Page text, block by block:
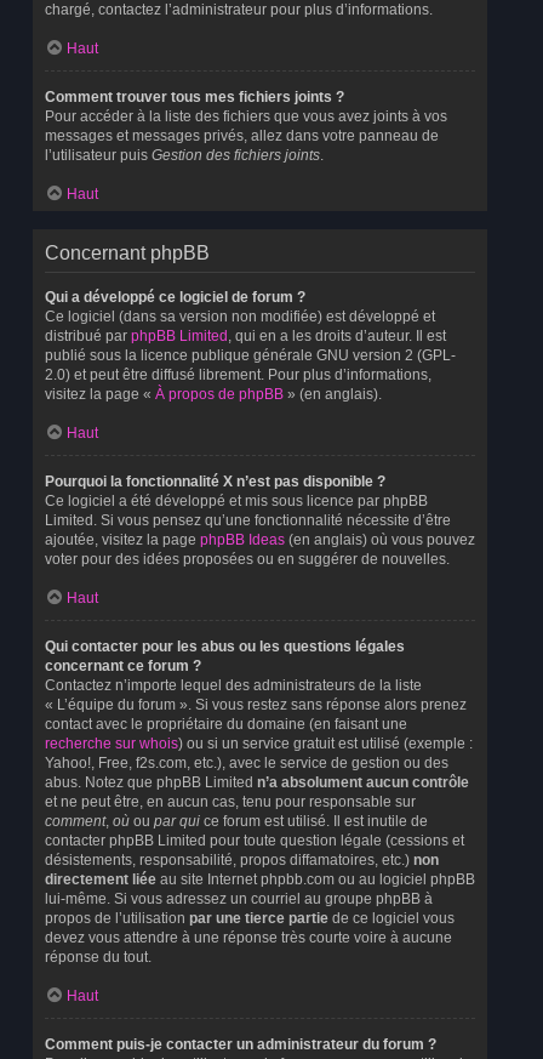
chargé, contactez l’administrateur pour plus d’informations.
Haut
Comment trouver tous mes fichiers joints ?
Pour accéder à la liste des fichiers que vous avez joints à vos
messages et messages privés, allez dans votre panneau de
l’utilisateur puis Gestion des fichiers joints.
Haut
Concernant phpBB
Qui a développé ce logiciel de forum ?
Ce logiciel (dans sa version non modifiée) est développé et
distribué par phpBB Limited , qui en a les droits d’auteur. Il est
publié sous la licence publique générale GNU version 2 (GPL-
2.0) et peut être diffusé librement. Pour plus d’informations,
visitez la page « À propos de phpBB » (en anglais).
Haut
Pourquoi la fonctionnalité X n’est pas disponible ?
Ce logiciel a été développé et mis sous licence par phpBB
Limited. Si vous pensez qu’une fonctionnalité nécessite d’être
ajoutée, visitez la page phpBB Ideas (en anglais) où vous pouvez
voter pour des idées proposées ou en suggérer de nouvelles.
Haut
Qui contacter pour les abus ou les questions légales
concernant ce forum ?
Contactez n’importe lequel des administrateurs de la liste
« L’équipe du forum ». Si vous restez sans réponse alors prenez
contact avec le propriétaire du domaine (en faisant une
recherche sur whois) ou si un service gratuit est utilisé (exemple :
Yahoo!, Free, f2s.com, etc.), avec le service de gestion ou des
abus. Notez que phpBB Limited n’a absolument aucun contrôle
et ne peut être, en aucun cas, tenu pour responsable sur
comment, où ou par qui ce forum est utilisé. Il est inutile de
contacter phpBB Limited pour toute question légale (cessions et
désistements, responsabilité, propos diffamatoires, etc.) non
directement liée au site Internet phpbb.com ou au logiciel phpBB
lui-même. Si vous adressez un courriel au groupe phpBB à
propos de l’utilisation par une tierce partie de ce logiciel vous
devez vous attendre à une réponse très courte voire à aucune
réponse du tout.
Haut
Comment puis-je contacter un administrateur du forum ?